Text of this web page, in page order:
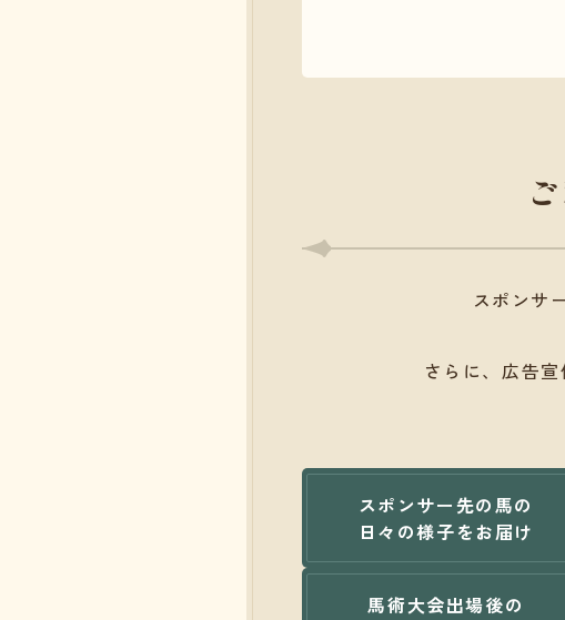
スポンサ
さらに、広告
スポンサー先の馬の
日々の様子をお届け
馬術大会出場後の